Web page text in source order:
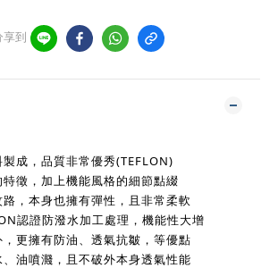
享到
成，品質非常優秀(TEFLON)
徵，加上機能風格的細節點綴
，本身也擁有彈性，且非常柔軟
認證防潑水加工處理，機能性大增
更擁有防油、透氣抗皺，等優點
油噴濺，且不破外本身透氣性能